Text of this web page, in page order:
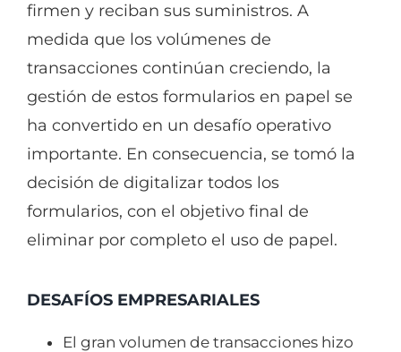
firmen y reciban sus suministros. A
medida que los volúmenes de
transacciones continúan creciendo, la
gestión de estos formularios en papel se
ha convertido en un desafío operativo
importante. En consecuencia, se tomó la
decisión de digitalizar todos los
formularios, con el objetivo final de
eliminar por completo el uso de papel.
DESAFÍOS EMPRESARIALES
El gran volumen de transacciones hizo